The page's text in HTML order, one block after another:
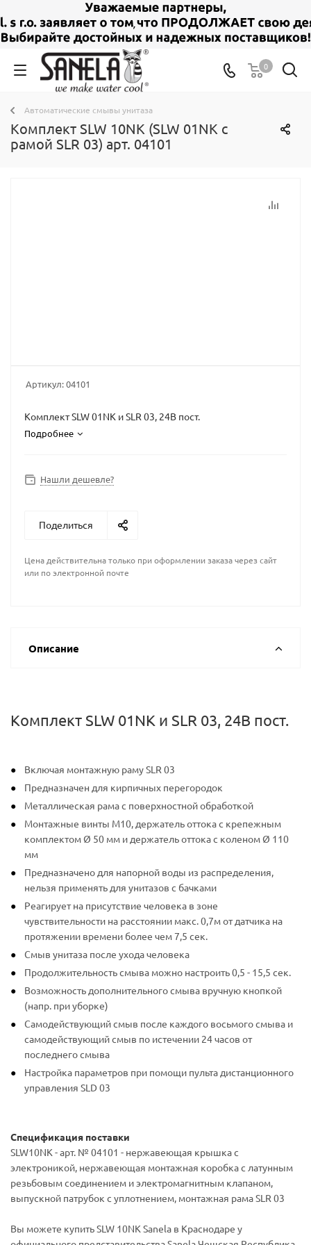
0
Автоматические смывы унитаза
Комплект SLW 10NK (SLW 01NK с
рамой SLR 03) арт. 04101
Артикул:04101
Комплект SLW 01NK и SLR 03, 24В пост.
Подробнее
Нашли дешевле?
Поделиться
Цена действительна только при оформлении заказа через сайт
или по электронной почте
Описание
Комплект SLW 01NK и SLR 03, 24В пост.
Включая монтажную раму SLR 03
Предназначен для кирпичных перегородок
Металлическая рама с поверхностной обработкой
Монтажные винты M10, держатель оттока с крепежным
комплектом Ø 50 мм и держатель оттока с коленом Ø 110
мм
Предназначено для напорной воды из распределения,
нельзя применять для унитазов с бачками
Реагирует на присутствие человека в зоне
чувствительности на расстоянии макс. 0,7м от датчика на
протяжении времени более чем 7,5 сек.
Смыв унитаза после ухода человека
Продолжительность смыва можно настроить 0,5 - 15,5 сек.
Возможность дополнительного смыва вручную кнопкой
(напр. при уборке)
Самодействующий смыв после каждого восьмого смыва и
самодействующий смыв по истечении 24 часов от
последнего смыва
Настройка параметров при помощи пульта дистанционного
управления SLD 03
Спецификация поставки
SLW10NK - арт. № 04101 - нержавеющая крышка с
электроникой, нержавеющая монтажная коробка с латунным
резьбовым соединением и электромагнитным клапаном,
выпускной патрубок c уплотнением, монтажная рама SLR 03
Вы можете купить SLW 10NK Sanela в Краснодаре у